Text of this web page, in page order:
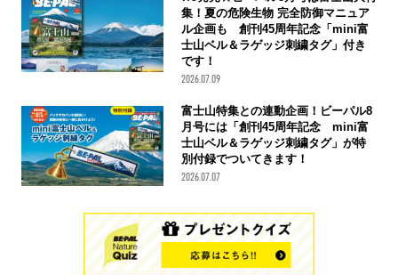
集！夏の危険生物 完全防御マニュア
ル企画も 創刊45周年記念「mini富
士山ベル＆ラゲッジ刺繍タグ」付き
です！
2026.07.09
富士山特集との連動企画！ビーパル8
月号には「創刊45周年記念 mini富
士山ベル＆ラゲッジ刺繍タグ」が特
別付録でついてきます！
2026.07.07